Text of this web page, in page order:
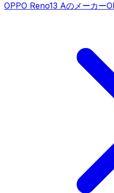
OPPO Reno13 Aのメーカー